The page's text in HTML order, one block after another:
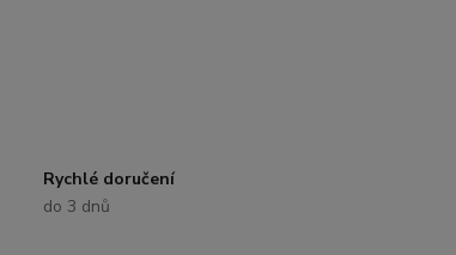
Rychlé doručení
do 3 dnů